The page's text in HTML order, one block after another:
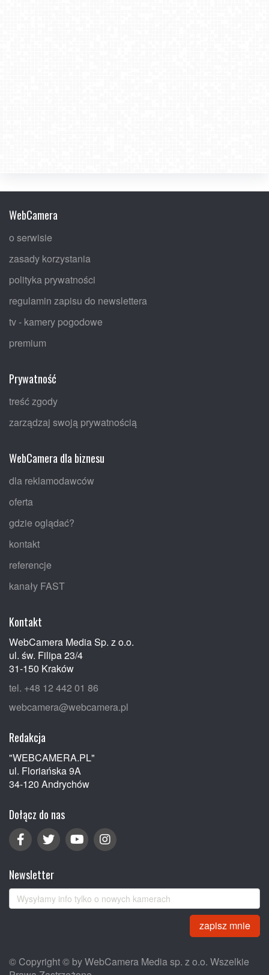
WebCamera
o serwisie
zasady korzystania
polityka prywatności
regulamin zapisu do newslettera
tv - kamery pogodowe
premium
Prywatność
treść zgody
zarządzaj swoją prywatnością
WebCamera dla biznesu
dla reklamodawców
oferta
gdzie oglądać?
kontakt
referencje
kanały FAST
Kontakt
WebCamera Media Sp. z o.o.
ul. św. Filipa 23/4
31-150 Kraków
tel. +48 12 442 01 86
webcamera@webcamera.pl
Redakcja
"WEBCAMERA.PL"
ul. Floriańska 9A
34-120 Andrychów
Dołącz do nas
Newsletter
zapisz mnie
© Copyright © by WebCamera Media sp. z o.o. Wszelkie